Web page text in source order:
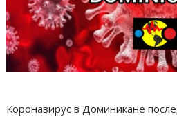
Коронавирус в Доминикане